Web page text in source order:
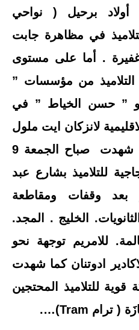
أولاد برحيل ( نواحي
في مظاهرة جابت
غفيرة . أما على مستوى
التلاميذ من مؤسسات ”
و ” حسن الخياط ” في
لانزكان ايت ملول
، أما مدينة أكادير فقد شهدت صباح الجمعة 9
احتجاجية للتلاميذ بشارع عبد
بعد وقفات ومقاطعة
الخليج . المجد.
للامريم توجهة نحو
ادوتنان كما شهدت
قوية للتلاميذ المحتجين
( ترام Tram
)
….